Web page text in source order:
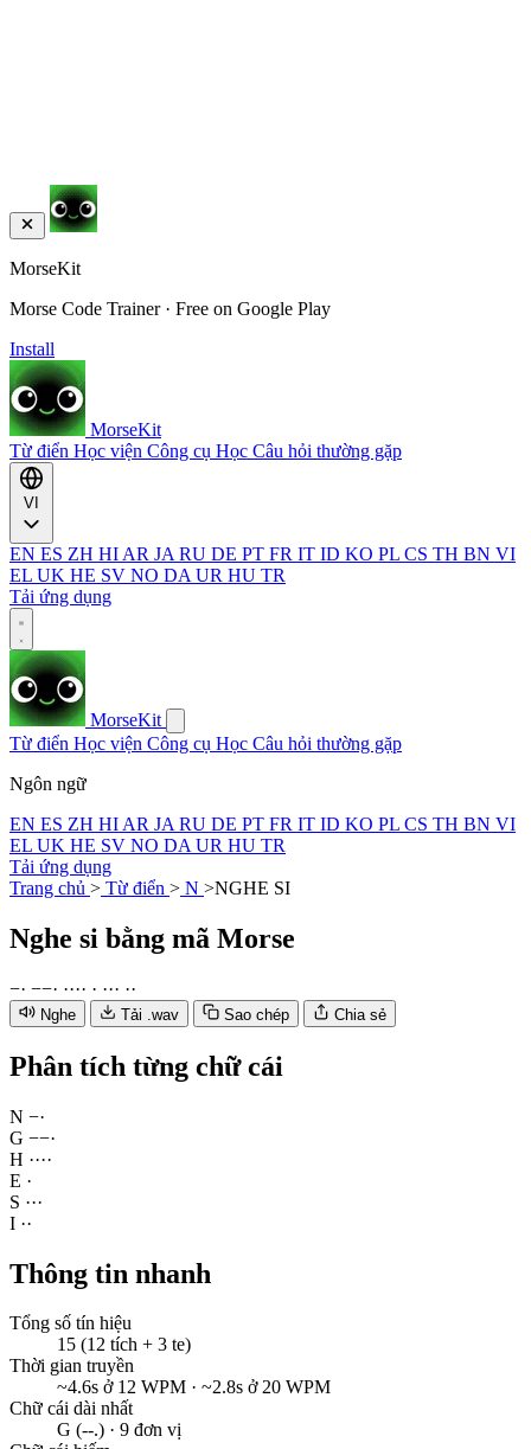
MorseKit
Morse Code Trainer · Free on Google Play
Install
MorseKit
Từ điển Học viện Công cụ Học Câu hỏi thường gặp
EN ES ZH HI AR JA RU DE PT FR IT ID KO PL CS TH BN VI
EL UK HE SV NO DA UR HU TR
Tải ứng dụng
MorseKit
Từ điển Học viện Công cụ Học Câu hỏi thường gặp
Ngôn ngữ
EN ES ZH HI AR JA RU DE PT FR IT ID KO PL CS TH BN VI
EL UK HE SV NO DA UR HU TR
Tải ứng dụng
Trang chủ > Từ điển > N >NGHE SI
Nghe si bằng mã Morse
−· −−· ···· · ··· ··
Nghe Tải .wav Sao chép Chia sẻ
Phân tích từng chữ cái
N −·
G −−·
H ····
E ·
S ···
I ··
Thông tin nhanh
Tổng số tín hiệu
15 (12 tích + 3 te)
Thời gian truyền
~4.6s ở 12 WPM · ~2.8s ở 20 WPM
Chữ cái dài nhất
G (--.) · 9 đơn vị